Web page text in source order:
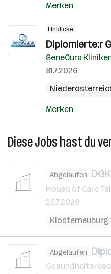
Merken
Einblicke
Diplomierte:r
SeneCura
31.7.2026
Merken
Diese Jobs hast du
Abgelaufen
House of Care
29.7.2026
Klosterneuburg
Abgelaufen